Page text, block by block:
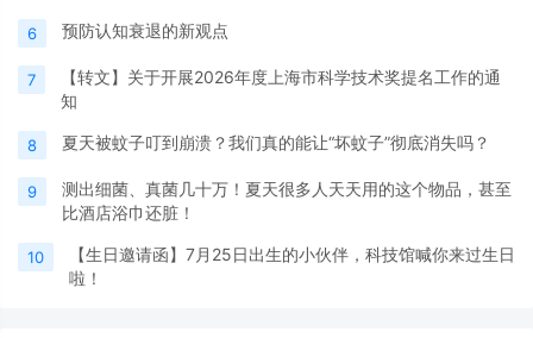
6 预防认知衰退的新观点
7
【转文】关于开展2026年度上海市科学技术奖提名工作的通
知
8 夏天被蚊子叮到崩溃？我们真的能让“坏蚊子”彻底消失吗？
9
测出细菌、真菌几十万！夏天很多人天天用的这个物品，甚至
比酒店浴巾还脏！
10
【生日邀请函】7月25日出生的小伙伴，科技馆喊你来过生日
啦！